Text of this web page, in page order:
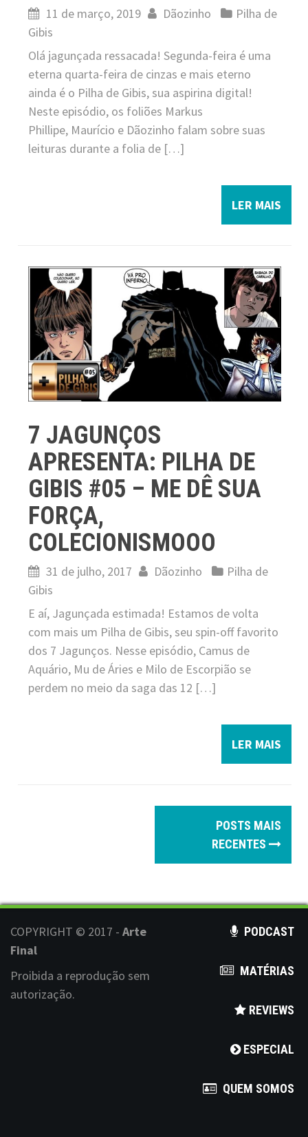
11 de março, 2019 Dãozinho
Pilha de
Gibis
Olá jagunçada ressacada! Segunda-feira é uma
eterna quarta-feira de cinzas e mais eterno
ainda é o Pilha de Gibis, sua aspirina digital!
Neste episódio, os foliões Markus
Phillipe, Maurício e Dãozinho falam sobre suas
leituras durante a folia de […]
LER MAIS
7 JAGUNÇOS
APRESENTA: PILHA DE
GIBIS #05 – ME DÊ SUA
FORÇA,
COLECIONISMOOO
31 de julho, 2017 Dãozinho
Pilha de
Gibis
E aí, Jagunçada estimada! Estamos de volta
com mais um Pilha de Gibis, seu spin-off favorito
dos 7 Jagunços. Nesse episódio, Camus de
Aquário, Mu de Áries e Milo de Escorpião se
perdem no meio da saga das 12 […]
LER MAIS
t
s
n
a
v
POSTS MAIS
RECENTES
COPYRIGHT © 2017 - Arte
Final
Proibida a reprodução sem
autorização.
PODCAST
MATÉRIAS
REVIEWS
ESPECIAL
QUEM SOMOS